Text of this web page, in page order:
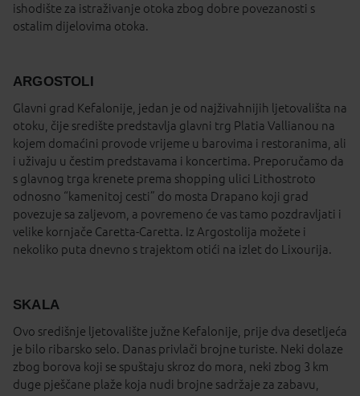
ishodište za istraživanje otoka zbog dobre povezanosti s
ostalim dijelovima otoka.
ARGOSTOLI
Glavni grad Kefalonije, jedan je od najživahnijih ljetovališta na
otoku, čije središte predstavlja glavni trg Platia Vallianou na
kojem domaćini provode vrijeme u barovima i restoranima, ali
i uživaju u čestim predstavama i koncertima. Preporučamo da
s glavnog trga krenete prema shopping ulici Lithostroto
odnosno “kamenitoj cesti” do mosta Drapano koji grad
povezuje sa zaljevom, a povremeno će vas tamo pozdravljati i
velike kornjače Caretta-Caretta. Iz Argostolija možete i
nekoliko puta dnevno s trajektom otići na izlet do Lixourija.
SKALA
Ovo središnje ljetovalište južne Kefalonije, prije dva desetljeća
je bilo ribarsko selo. Danas privlači brojne turiste. Neki dolaze
zbog borova koji se spuštaju skroz do mora, neki zbog 3 km
duge pješčane plaže koja nudi brojne sadržaje za zabavu,